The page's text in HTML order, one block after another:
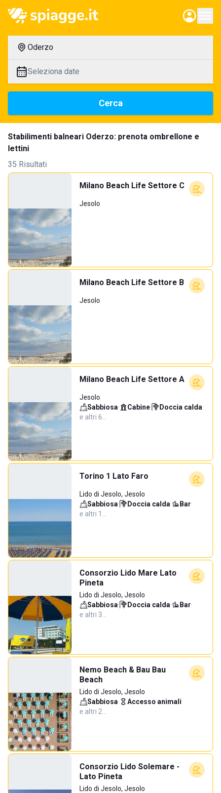
Oderzo
Seleziona date
Cerca
Stabilimenti balneari Oderzo: prenota ombrellone e
lettini
35 Risultati
Milano Beach Life Settore C
Jesolo
Milano Beach Life Settore B
Jesolo
Milano Beach Life Settore A
Jesolo
Sabbiosa· Cabine· Doccia calda·
e altri 6…
Torino 1 Lato Faro
Lido di Jesolo, Jesolo
Sabbiosa· Doccia calda· Bar·
e altri 1…
Consorzio Lido Mare Lato
Pineta
Lido di Jesolo, Jesolo
Sabbiosa· Doccia calda· Bar·
e altri 3…
Nemo Beach & Bau Bau
Beach
Lido di Jesolo, Jesolo
Sabbiosa· Accesso animali·
e altri 2…
Consorzio Lido Solemare -
Lato Pineta
Lido di Jesolo, Jesolo